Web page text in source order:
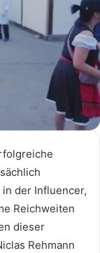
der Influencer,
Reichweiten
dieser
Rehmann